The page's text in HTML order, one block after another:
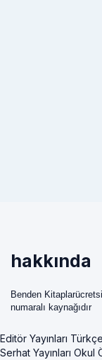
hakkında
Benden
numaralı kaynağıdır
Editör Yayınları
Serhat Yayınları Okul